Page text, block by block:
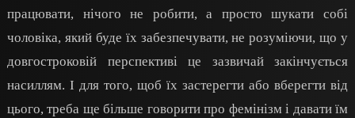
працювати, нічого не робити, а просто шукати собі
чоловіка, який буде їх забезпечувати, не розуміючи, що у
довгостроковій перспективі це зазвичай закінчується
насиллям. І для того, щоб їх застерегти або вберегти від
цього, треба ще більше говорити про фемінізм і давати їм